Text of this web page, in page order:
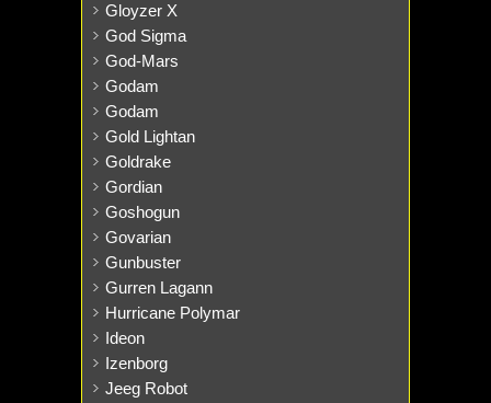
Gloyzer X
God Sigma
God-Mars
Godam
Godam
Gold Lightan
Goldrake
Gordian
Goshogun
Govarian
Gunbuster
Gurren Lagann
Hurricane Polymar
Ideon
Izenborg
Jeeg Robot